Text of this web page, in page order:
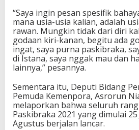
“Saya ingin pesan spesifik
mana usia-usia kalian, adalah
rawan. Mungkin tidak dari diri
godaan kiri-kanan, begitu ada
ingat, saya purna paskibraka,
di Istana, saya nggak mau dan
lainnya,” pesannya.
Sementara itu, Deputi Bidang
Pemuda Kemenpora, Asrorun
melaporkan bahwa seluruh
Paskibraka 2021 yang dimulai
Agustus berjalan lancar.